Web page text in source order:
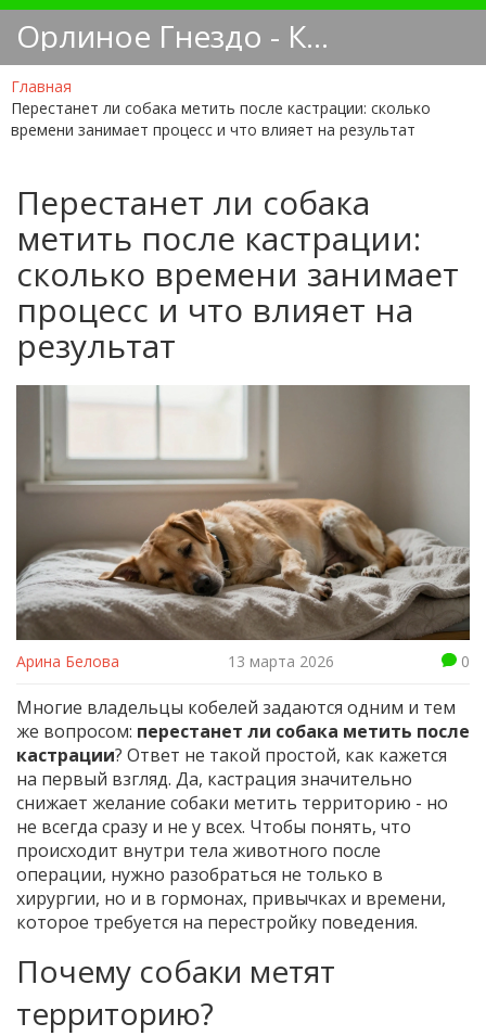
Орлиное Гнездо - Кинологический блог
Главная
Перестанет ли собака метить после кастрации: сколько
времени занимает процесс и что влияет на результат
Перестанет ли собака
метить после кастрации:
сколько времени занимает
процесс и что влияет на
результат
Арина Белова 13 марта 2026 0
Многие владельцы кобелей задаются одним и тем
же вопросом: перестанет ли собака метить после
кастрации? Ответ не такой простой, как кажется
на первый взгляд. Да, кастрация значительно
снижает желание собаки метить территорию - но
не всегда сразу и не у всех. Чтобы понять, что
происходит внутри тела животного после
операции, нужно разобраться не только в
хирургии, но и в гормонах, привычках и времени,
которое требуется на перестройку поведения.
Почему собаки метят
территорию?